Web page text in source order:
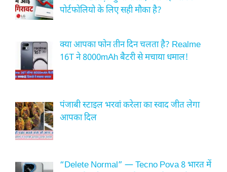
पोर्टफोलियो के लिए सही मौका है?
क्या आपका फोन तीन दिन चलता है? Realme
16T ने 8000mAh बैटरी से मचाया धमाल!
पंजाबी स्टाइल भरवां करेला का स्वाद जीत लेगा
आपका दिल
“Delete Normal” — Tecno Pova 8 भारत में